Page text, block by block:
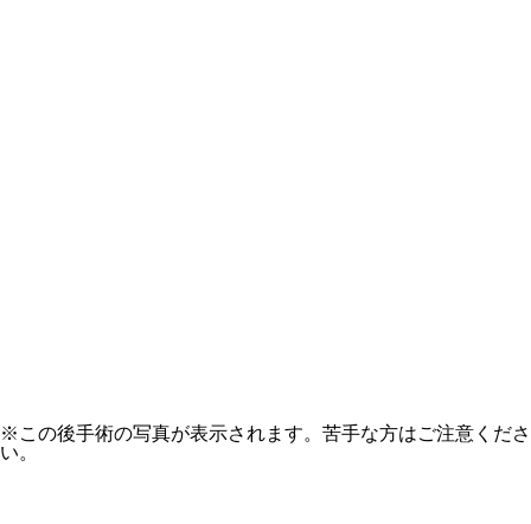
※この後手術の写真が表示されます。苦手な方はご注意くださ
い。